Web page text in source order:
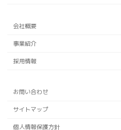
会社概要
事業紹介
採用情報
お問い合わせ
サイトマップ
個人情報保護方針